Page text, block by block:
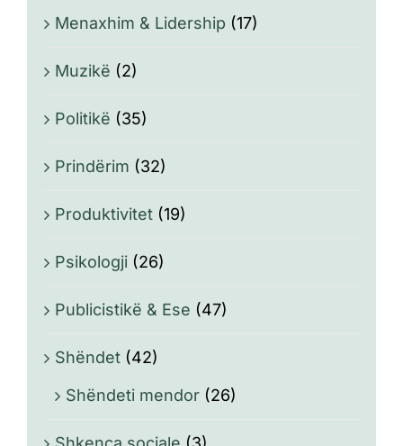
Menaxhim & Lidership (17)
Muzikë (2)
Politikë (35)
Prindërim (32)
Produktivitet (19)
Psikologji (26)
Publicistikë & Ese (47)
Shëndet (42)
Shëndeti mendor (26)